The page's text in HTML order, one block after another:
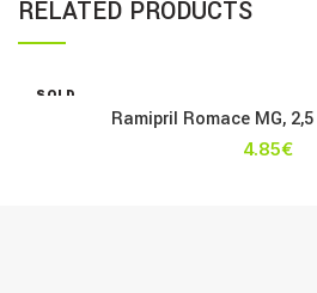
RELATED PRODUCTS
SOLD
Ramipril Romace MG,
4.85€